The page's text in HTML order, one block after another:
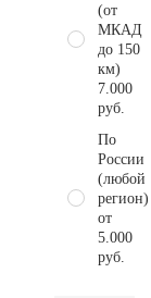
(от
МКАД
до 150
км)
7.000
руб.
По
России
(любой
регион)
от
5.000
руб.